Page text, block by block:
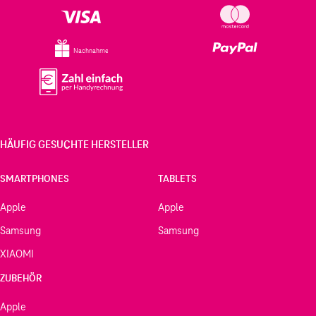
Intuitive, haptische Bedienung ohne komplexe Gesten:
Roller: Lautstärke, Play/Pause, Wechsel zwischen
Button: Individuell belegbar für Medien, Apps und
Geräuschunterdrückung. Unterstützt werden LDAC,
USB-C und 3,5-mm-Klinke für hochauflösende
Nachnahme
HÄUFIG GESUCHTE HERSTELLER
SMARTPHONES
Apple
Samsung
XIAOMI
TABLETS
Apple
Samsung
ZUBEHÖR
Apple